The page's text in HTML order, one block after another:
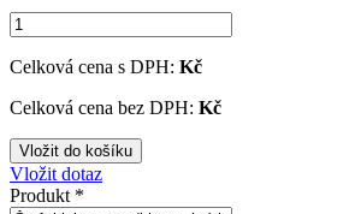
Celková cena s DPH: Kč
Celková cena bez DPH: Kč
Vložit dotaz
Produkt *